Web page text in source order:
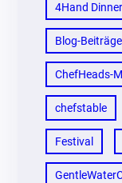
4Hand Dinner
Blog-Beiträge
ChefHeads-
chefstable
Festival